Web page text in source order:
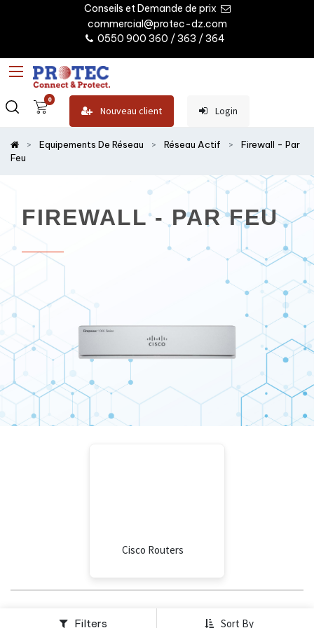
Conseils et Demande de prix
commercial@protec-dz.com
0550 900 360 / 363 / 364
0
Nouveau client Login
Equipements De Réseau Réseau Actif
Firewall - Par
Feu
FIREWALL - PAR FEU
Cisco Routers
Filters Sort By